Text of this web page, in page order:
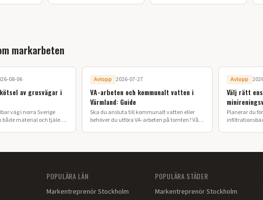
markarbeten
08-06
av grusvägar i
väg i norra Sverige
både material och tjäle.
Avlopp 2026-07-27
VA-arbeten och kommunalt vatten i
Värmland: Guide
Ska du ansluta till kommunalt vatten eller
behöver du utföra VA-arbeten på tomten? Vår
Avlopp
Välj rätt
Planerar du
POPULÄRA LÄN
MarkentreprenörStockholm
POPULÄRA STÄDER
MarkentreprenörStockholm